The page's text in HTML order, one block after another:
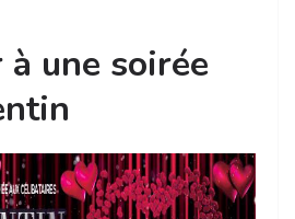
une soirée